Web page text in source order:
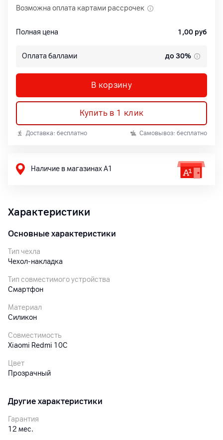
Возможна оплата картами рассрочек
Полная цена 1,00 руб
Оплата баллами до 30%
В корзину
Купить в 1 клик
Доставка: бесплатно Самовывоз: бесплатно
Наличие в магазинах А1
Характеристики
Основные характеристики
Тип чехла
Чехол-накладка
Тип совместимого устройства
Смартфон
Материал
Силикон
Совместимость
Xiaomi Redmi 10C
Цвет
Прозрачный
Другие характеристики
Гарантия
12 мес.